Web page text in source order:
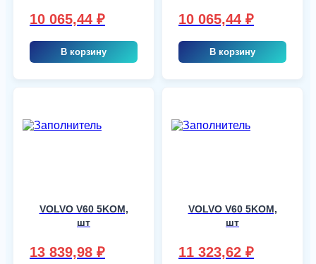
10 065,44 ₽
В корзину
10 065,44 ₽
В корзину
VOLVO V60 5KOM,
шт
13 839,98 ₽
VOLVO V60 5KOM,
шт
11 323,62 ₽